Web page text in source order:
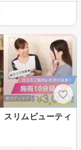
スリムビューティ